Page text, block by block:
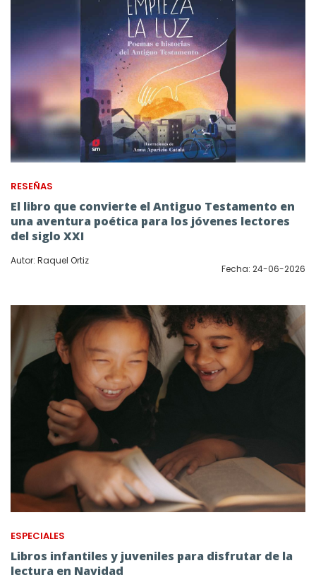
RESEÑAS
El libro que convierte el Antiguo Testamento en
una aventura poética para los jóvenes lectores
del siglo XXI
Autor: Raquel Ortiz
Fecha: 24-06-2026
ESPECIALES
Libros infantiles y juveniles para disfrutar de la
lectura en Navidad